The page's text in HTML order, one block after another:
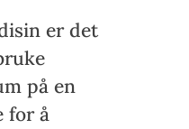
er det
på en
for å